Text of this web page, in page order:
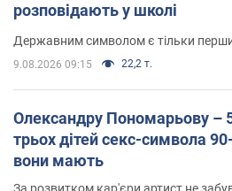
розповідають у школі
Державним символом є тільки
9.08.2026 09:15 22,2 т.
Олександру Пономарьову –
трьох дітей секс-символа
вони мають